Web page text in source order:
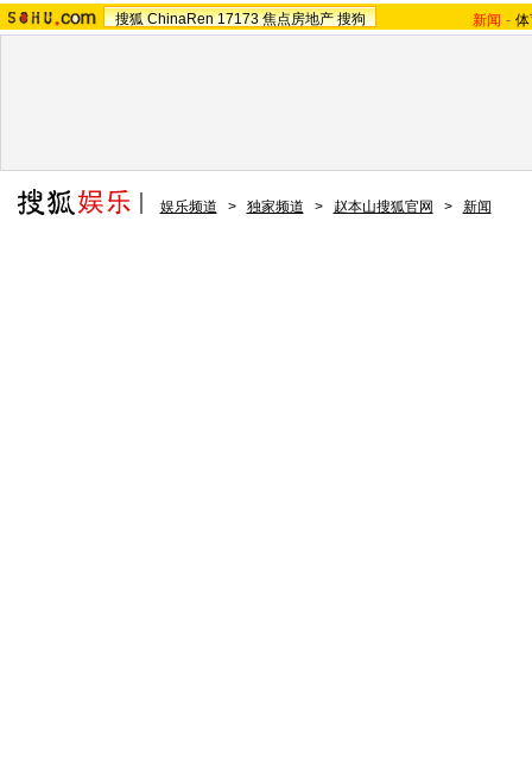
搜狐 ChinaRen 17173 焦点房地产 搜狗 新闻 -
娱乐频道 > 独家频道 > 赵本山搜狐官网 > 新闻